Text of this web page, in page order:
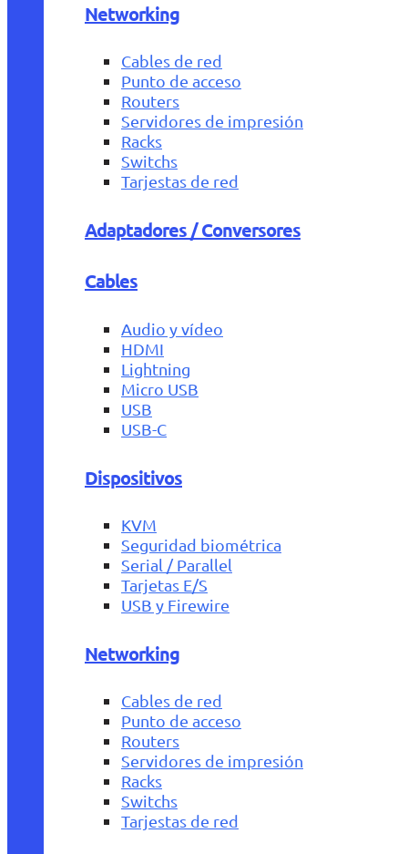
Networking
Cables de red
Punto de acceso
Routers
Servidores de impresión
Racks
Switchs
Tarjestas de red
Adaptadores / Conversores
Cables
Audio y vídeo
HDMI
Lightning
Micro USB
USB
USB-C
Dispositivos
KVM
Seguridad biométrica
Serial / Parallel
Tarjetas E/S
USB y Firewire
Networking
Cables de red
Punto de acceso
Routers
Servidores de impresión
Racks
Switchs
Tarjestas de red